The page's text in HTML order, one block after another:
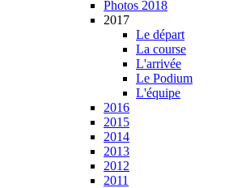
Photos 2018
2017
Le départ
La course
L'arrivée
Le Podium
L'équipe
2016
2015
2014
2013
2012
2011